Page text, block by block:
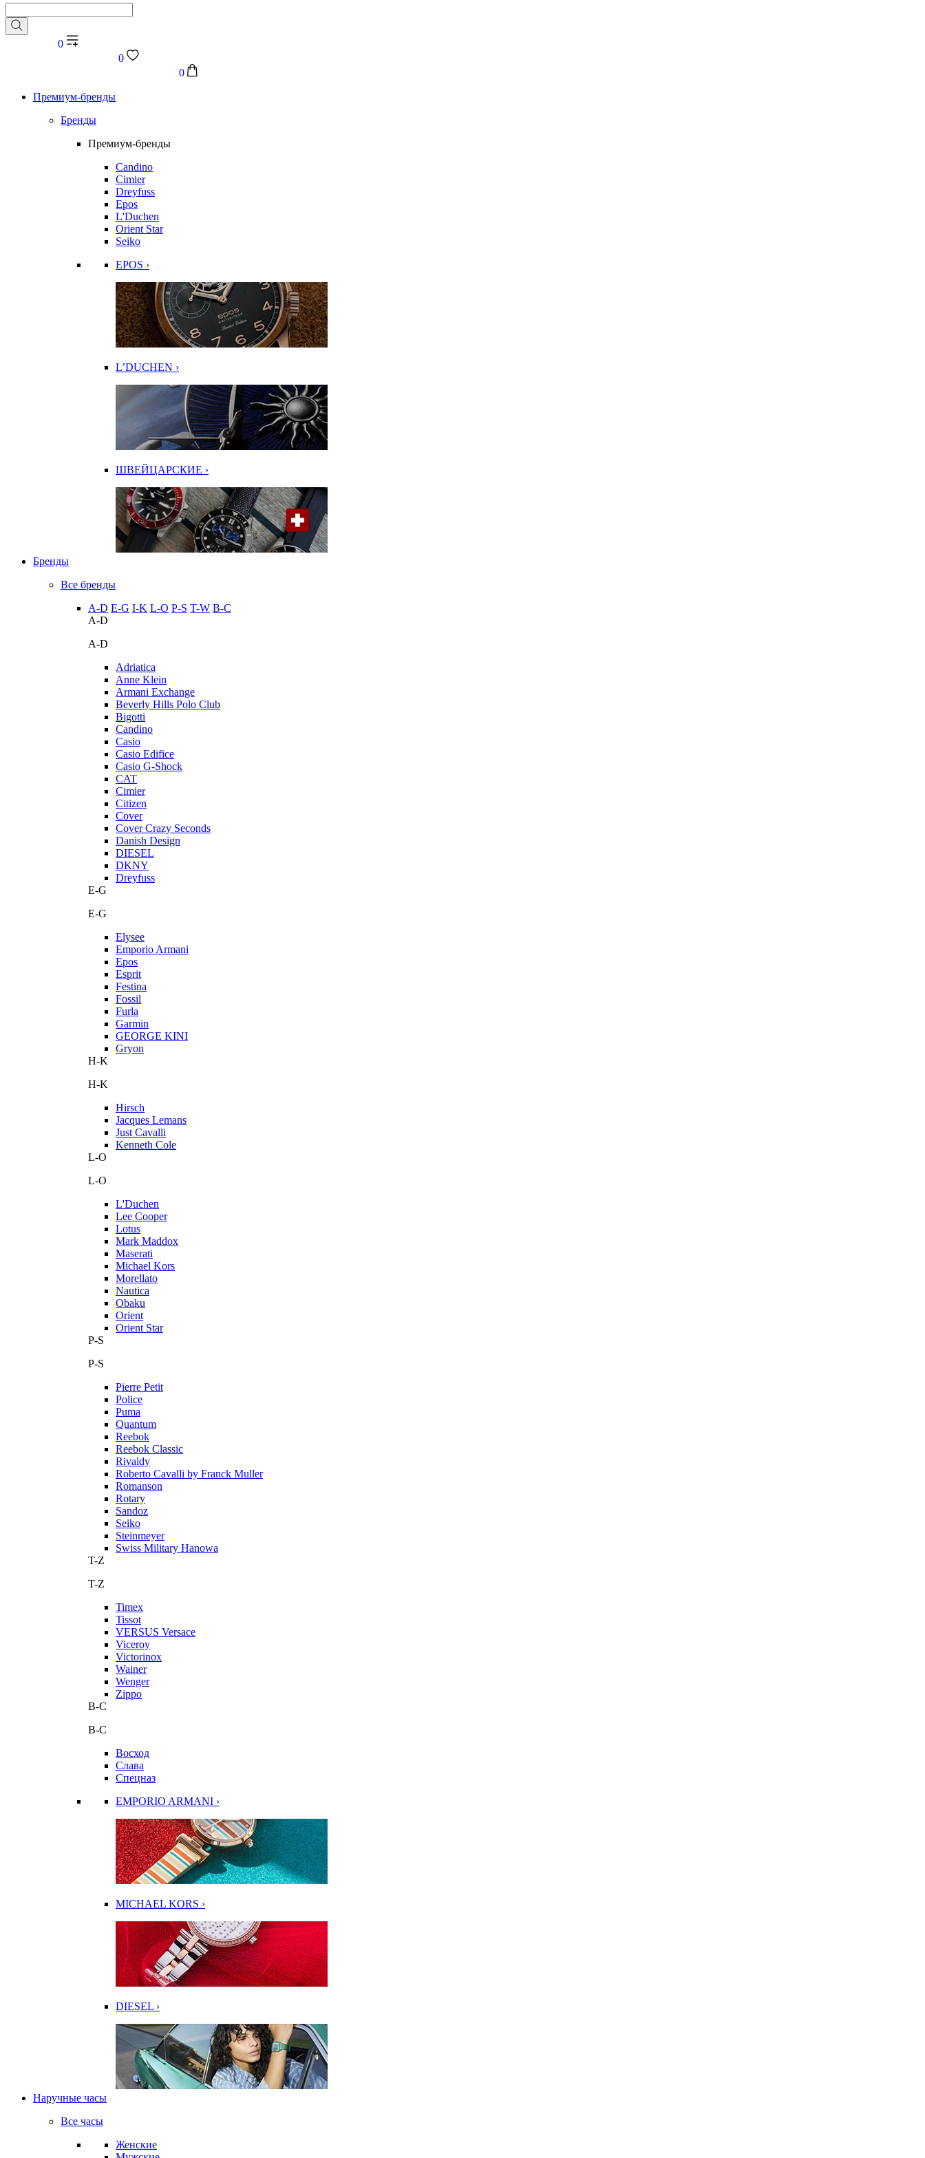
0
0
0
Премиум-бренды
Бренды
Премиум-бренды
Candino
Cimier
Dreyfuss
Epos
L'Duchen
Orient Star
Seiko
EPOS ›
L’DUCHEN ›
ШВЕЙЦАРСКИЕ ›
Бренды
Все бренды
A-D E-G I-K L-O P-S T-W В-С
A-D
A-D
Adriatica
Anne Klein
Armani Exchange
Beverly Hills Polo Club
Bigotti
Candino
Casio
Casio Edifice
Casio G-Shock
CAT
Cimier
Citizen
Cover
Cover Crazy Seconds
Danish Design
DIESEL
DKNY
Dreyfuss
E-G
E-G
Elysee
Emporio Armani
Epos
Esprit
Festina
Fossil
Furla
Garmin
GEORGE KINI
Gryon
H-K
H-K
Hirsch
Jacques Lemans
Just Cavalli
Kenneth Cole
L-O
L-O
L'Duchen
Lee Cooper
Lotus
Mark Maddox
Maserati
Michael Kors
Morellato
Nautica
Obaku
Orient
Orient Star
P-S
P-S
Pierre Petit
Police
Puma
Quantum
Reebok
Reebok Classic
Rivaldy
Roberto Cavalli by Franck Muller
Romanson
Rotary
Sandoz
Seiko
Steinmeyer
Swiss Military Hanowa
T-Z
T-Z
Timex
Tissot
VERSUS Versace
Viceroy
Victorinox
Wainer
Wenger
Zippo
В-С
В-С
Восход
Слава
Спецназ
EMPORIO ARMANI ›
MICHAEL KORS ›
DIESEL ›
Наручные часы
Все часы
Женские